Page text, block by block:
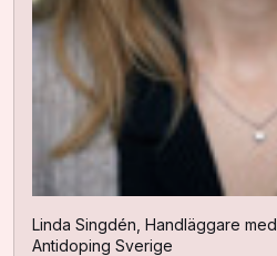
Linda Singdén, Handläggare
Antidoping Sverige